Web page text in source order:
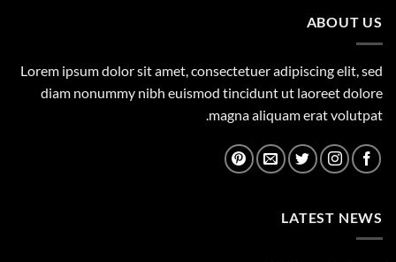
ABOUT US
Lorem ipsum dolor sit amet, consectetuer adipiscing elit, sed
diam nonummy nibh euismod tincidunt ut laoreet dolore
magna aliquam erat volutpat.
LATEST NEWS